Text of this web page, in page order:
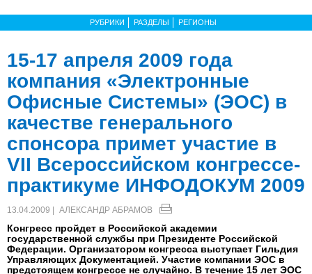
РУБРИКИ РАЗДЕЛЫ РЕГИОНЫ
15-17 апреля 2009 года
компания «Электронные
Офисные Системы» (ЭОС) в
качестве генерального
спонсора примет участие в
VII Всероссийском конгрессе-
практикуме ИНФОДОКУМ 2009
13.04.2009 | АЛЕКСАНДР АБРАМОВ
Конгресс пройдет в Российской академии
государственной службы при Президенте Российской
Федерации. Организатором конгресса выступает Гильдия
Управляющих Документацией. Участие компании ЭОС в
предстоящем конгрессе не случайно. В течение 15 лет ЭОС